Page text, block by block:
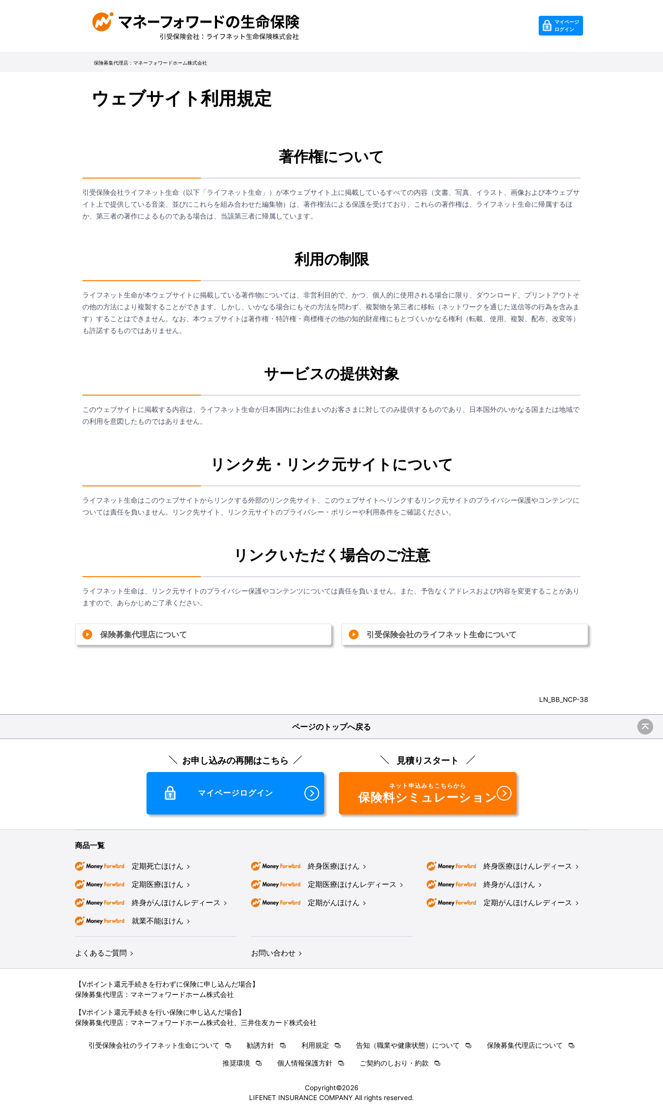
マイページ
ログイン
保険募集代理店：マネーフォワードホーム株式会社
ウェブサイト利用規定
著作権について
引受保険会社ライフネット生命（以下「ライフネット生命」）が本ウェブサイト上に掲載しているすべての内容（文書、写真、イラスト、画像および本ウェブサ
イト上で提供している音楽、並びにこれらを組み合わせた編集物）は、著作権法による保護を受けており、これらの著作権は、ライフネット生命に帰属するほ
か、第三者の著作によるものである場合は、当該第三者に帰属しています。
利用の制限
ライフネット生命が本ウェブサイトに掲載している著作物については、非営利目的で、かつ、個人的に使用される場合に限り、ダウンロード、プリントアウトそ
の他の方法により複製することができます。しかし、いかなる場合にもその方法を問わず、複製物を第三者に移転（ネットワークを通じた送信等の行為を含みま
す）することはできません。なお、本ウェブサイトは著作権・特許権・商標権その他の知的財産権にもとづくいかなる権利（転載、使用、複製、配布、改変等）
も許諾するものではありません。
サービスの提供対象
このウェブサイトに掲載する内容は、ライフネット生命が日本国内にお住まいのお客さまに対してのみ提供するものであり、日本国外のいかなる国または地域で
の利用を意図したものではありません。
リンク先・リンク元サイトについて
ライフネット生命はこのウェブサイトからリンクする外部のリンク先サイト、このウェブサイトへリンクするリンク元サイトのプライバシー保護やコンテンツに
ついては責任を負いません。リンク先サイト、リンク元サイトのプライバシー・ポリシーや利用条件をご確認ください。
リンクいただく場合のご注意
ライフネット生命は、リンク元サイトのプライバシー保護やコンテンツについては責任を負いません。また、予告なくアドレスおよび内容を変更することがあり
ますので、あらかじめご了承ください。
保険募集代理店について 引受保険会社のライフネット生命について
LN_BB_NCP-38
ページのトップへ戻る
お申し込みの再開はこちら
マイページログイン
見積りスタート
ネット申込みもこちらから
保険料シミュレーション
商品一覧
定期死亡ほけん
定期医療ほけん
終身がんほけんレディース
就業不能ほけん
終身医療ほけん
定期医療ほけんレディース
定期がんほけん
終身医療ほけんレディース
終身がんほけん
定期がんほけんレディース
よくあるご質問 お問い合わせ
【Vポイント還元手続きを行わずに保険に申し込んだ場合】
保険募集代理店：マネーフォワードホーム株式会社
【Vポイント還元手続きを行い保険に申し込んだ場合】
保険募集代理店：マネーフォワードホーム株式会社、三井住友カード株式会社
引受保険会社のライフネット生命について 勧誘方針 利用規定 告知（職業や健康状態）について 保険募集代理店について
推奨環境 個人情報保護方針 ご契約のしおり・約款
Copyright©2026
LIFENET INSURANCE COMPANY All rights reserved.